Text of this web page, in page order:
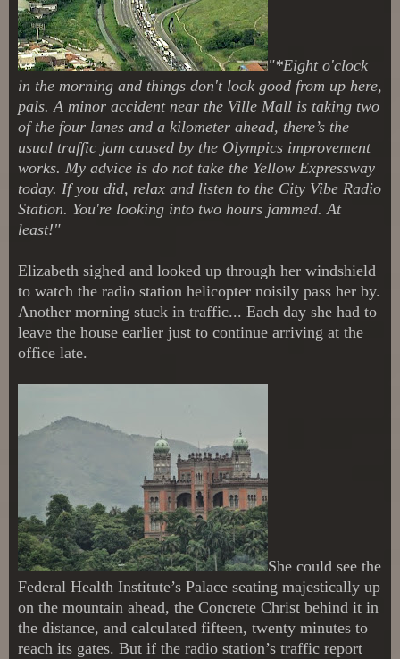
"*Eight o'clock
in the morning and things don't look good from up here,
pals. A minor accident near the Ville Mall is taking two
of the four lanes and a kilometer ahead, there’s the
usual traffic jam caused by the Olympics improvement
works. My advice is do not take the Yellow Expressway
today. If you did, relax and listen to the City Vibe Radio
Station. You're looking into two hours jammed. At
least!"
Elizabeth sighed and looked up through her windshield
to watch the radio station helicopter noisily pass her by.
Another morning stuck in traffic... Each day she had to
leave the house earlier just to continue arriving at the
office late.
She could see the
Federal Health Institute’s Palace seating majestically up
on the mountain ahead, the Concrete Christ behind it in
the distance, and calculated fifteen, twenty minutes to
reach its gates. But if the radio station’s traffic report